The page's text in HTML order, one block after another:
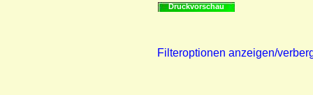
Druckvorschau
Filteroptionen anzeigen/